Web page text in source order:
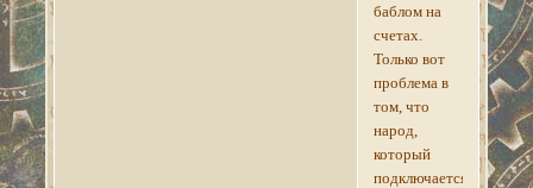
баблом на
счетах.
Только вот
проблема в
том, что
народ,
который
подключается